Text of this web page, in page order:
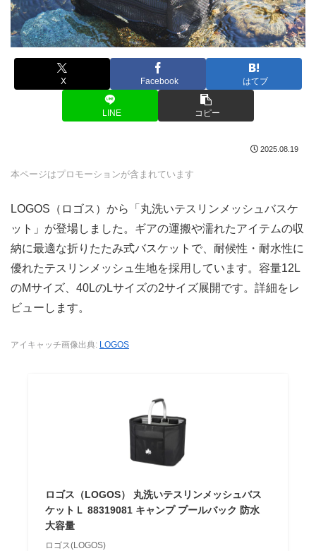
X Facebook はてブ
LINE コピー
2025.08.19
本ページはプロモーションが含まれています
LOGOS（ロゴス）から「丸洗いテスリンメッシュバスケ
ット」が登場しました。ギアの運搬や濡れたアイテムの収
納に最適な折りたたみ式バスケットで、耐候性・耐水性に
優れたテスリンメッシュ生地を採用しています。容量12L
のMサイズ、40LのLサイズの2サイズ展開です。詳細をレ
ビューします。
アイキャッチ画像出典: LOGOS
ロゴス（LOGOS） 丸洗いテスリンメッシュバス
ケットＬ 88319081 キャンプ プールバック 防水
大容量
ロゴス(LOGOS)